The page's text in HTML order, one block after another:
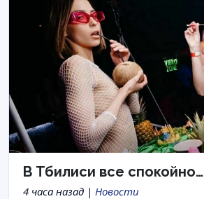
В Тбилиси все спокойно…
4 часа назад | Новости